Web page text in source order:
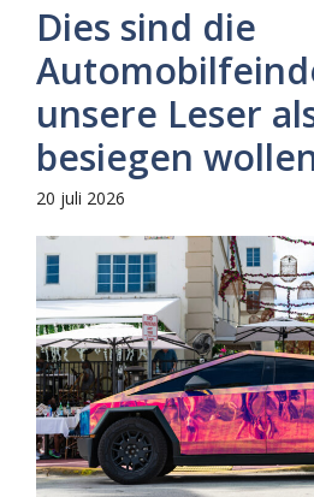
Dies sind die
unsere Leser
besiegen
20 juli 2026